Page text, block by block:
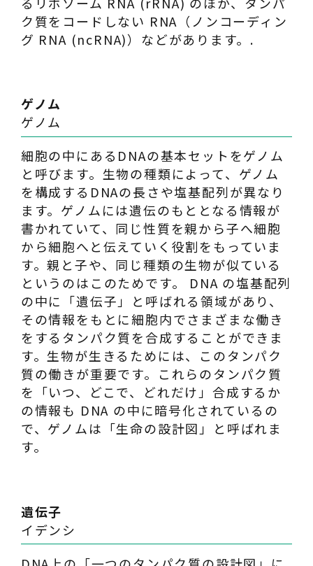
ク質をコードしない RNA（ノンコーディン
グ RNA (ncRNA)）などがあります。.
ゲノム
ゲノム
細胞の中にあるDNAの基本セットをゲノム
と呼びます。生物の種類によって、ゲノム
を構成するDNAの長さや塩基配列が異なり
ます。ゲノムには遺伝のもととなる情報が
書かれていて、同じ性質を親から子へ細胞
から細胞へと伝えていく役割をもっていま
す。親と子や、同じ種類の生物が似ている
というのはこのためです。 DNA の塩基配列
の中に「遺伝子」と呼ばれる領域があり、
その情報をもとに細胞内でさまざまな働き
をするタンパク質を合成することができま
す。生物が生きるためには、このタンパク
質の働きが重要です。これらのタンパク質
を「いつ、どこで、どれだけ」合成するか
の情報も DNA の中に暗号化されているの
で、ゲノムは「生命の設計図」と呼ばれま
す。
遺伝子
イデンシ